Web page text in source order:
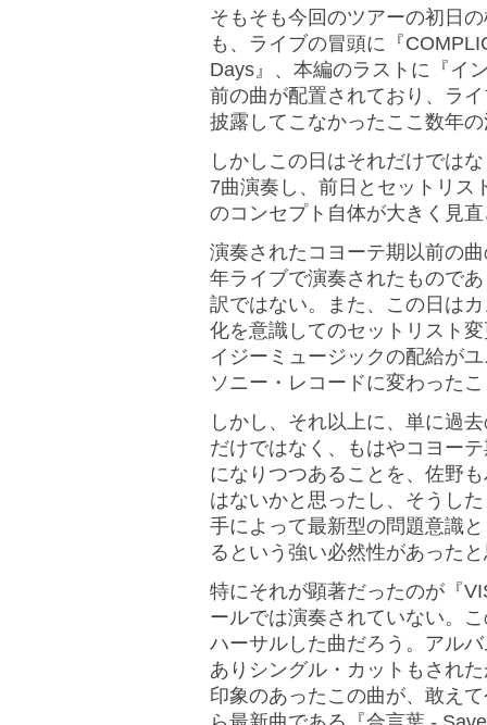
そもそも今回のツアーの初日
も、ライブの冒頭に『
Days』、本編のラストに『イ
前の曲が配置されており、ラ
披露してこなかったここ数年
しかしこの日はそれだけでは
7曲演奏し、前日とセットリス
のコンセプト自体が大きく見
演奏されたコヨーテ期以前の
年ライブで演奏されたもので
訳ではない。また、この日は
化を意識してのセットリスト
イジーミュージックの配給が
ソニー・レコードに変わった
しかし、それ以上に、単に過
だけではなく、もはやコヨー
になりつつあることを、佐野
はないかと思ったし、そうし
手によって最新型の問題意識
るという強い必然性があった
特にそれが顕著だったのが『
ールでは演奏されていない。
ハーサルした曲だろう。アル
ありシングル・カットもされ
印象のあったこの曲が、敢え